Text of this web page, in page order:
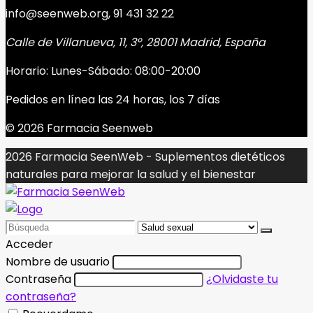
info@seenweb.org, 91 431 32 22
Calle de Villanueva, 11, 3º, 28001 Madrid, España
Horario: Lunes-Sábado: 08:00-20:00
Pedidos en línea las 24 horas, los 7 días
© 2026 Farmacia Seenweb
2026 Farmacia SeenWeb - Suplementos dietéticos
naturales para mejorar la salud y el bienestar
Search
for:
Acceder
Nombre de usuario
Contraseña
¿Olvidaste tu
contraseña?